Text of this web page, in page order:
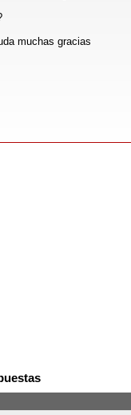
muchas gracias